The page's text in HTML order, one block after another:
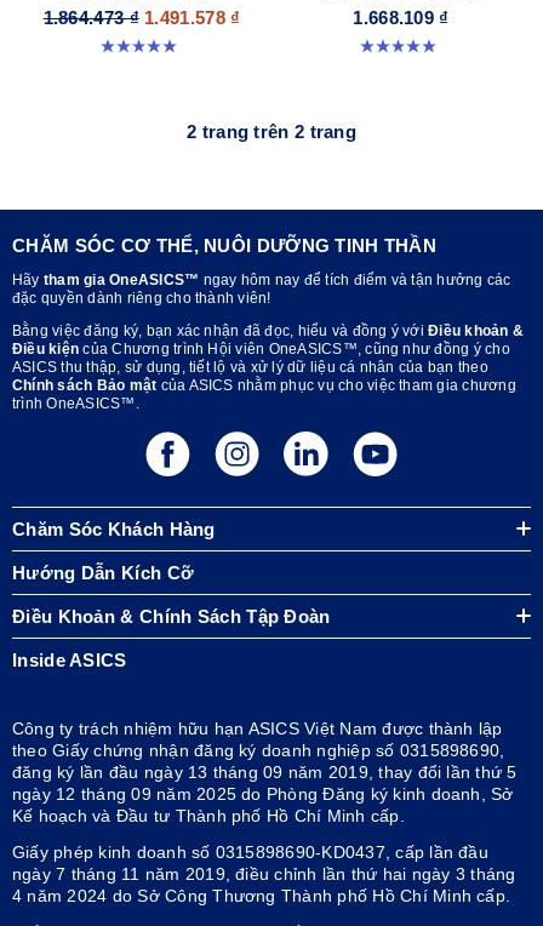
1.864.473 ₫ 1.491.578 ₫
5.0 trong số 5 sao. 1 đánh giá
1.668.109 ₫
5.0 trong số 5 sao. 3 đánh giá
2 trang trên 2 trang
CHĂM SÓC CƠ THỂ, NUÔI DƯỠNG TINH THẦN
Hãy tham gia OneASICS™ ngay hôm nay để tích điểm và tận hưởng các
đặc quyền dành riêng cho thành viên!
Bằng việc đăng ký, bạn xác nhận đã đọc, hiểu và đồng ý với Điều khoản &
Điều kiện của Chương trình Hội viên OneASICS™, cũng như đồng ý cho
ASICS thu thập, sử dụng, tiết lộ và xử lý dữ liệu cá nhân của bạn theo
Chính sách Bảo mật của ASICS nhằm phục vụ cho việc tham gia chương
trình OneASICS™.
Chăm Sóc Khách Hàng
Hướng Dẫn Kích Cỡ
Điều Khoản & Chính Sách Tập Đoàn
Inside ASICS
Công ty trách nhiệm hữu hạn ASICS Việt Nam được thành lập
theo Giấy chứng nhận đăng ký doanh nghiệp số 0315898690,
đăng ký lần đầu ngày 13 tháng 09 năm 2019, thay đổi lần thứ 5
ngày 12 tháng 09 năm 2025 do Phòng Đăng ký kinh doanh, Sở
Kế hoạch và Đầu tư Thành phố Hồ Chí Minh cấp.
Giấy phép kinh doanh số 0315898690-KD0437, cấp lần đầu
ngày 7 tháng 11 năm 2019, điều chỉnh lần thứ hai ngày 3 tháng
4 năm 2024 do Sở Công Thương Thành phố Hồ Chí Minh cấp.